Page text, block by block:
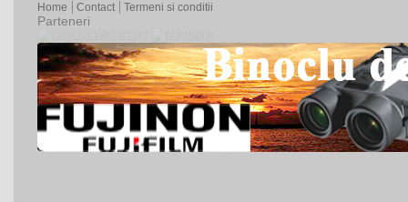
Home
Contact Termeni si conditii
Parteneri